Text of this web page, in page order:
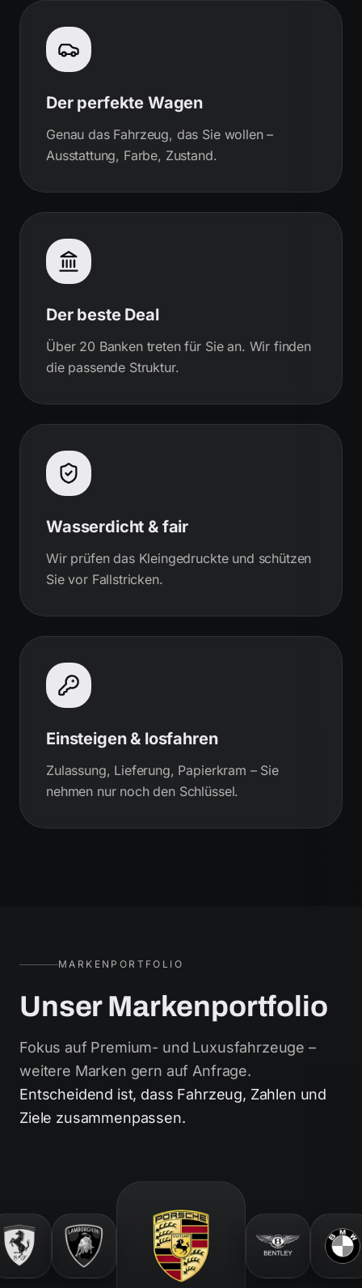
Der perfekte Wagen
Genau das Fahrzeug, das Sie wollen –
Ausstattung, Farbe, Zustand.
Der beste Deal
Über 20 Banken treten für Sie an. Wir finden
die passende Struktur.
Wasserdicht & fair
Wir prüfen das Kleingedruckte und schützen
Sie vor Fallstricken.
Einsteigen & losfahren
Zulassung, Lieferung, Papierkram – Sie
nehmen nur noch den Schlüssel.
MARKENPORTFOLIO
Unser Markenportfolio
Fokus auf Premium- und Luxusfahrzeuge –
weitere Marken gern auf Anfrage.
Entscheidend ist, dass Fahrzeug, Zahlen und
Ziele zusammenpassen.